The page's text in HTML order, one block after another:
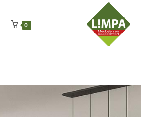
Regenschut
Drueckerpro
Fettsauren Dekemax
Luftkuhlen Zauberfan Netzfenste Insektensc
0